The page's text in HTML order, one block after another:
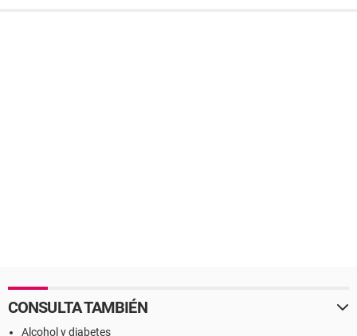
CONSULTA TAMBIÉN
Alcohol y diabetes